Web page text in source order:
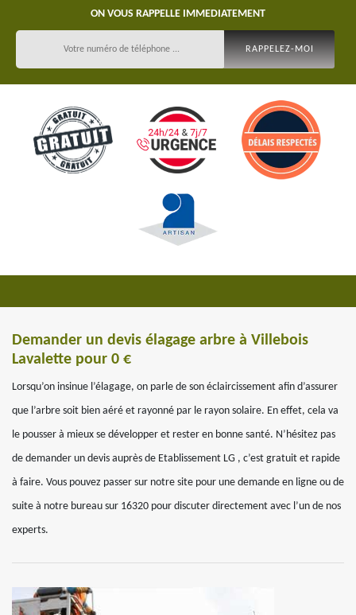
ON VOUS RAPPELLE IMMEDIATEMENT
Demander un devis élagage arbre à Villebois
Lavalette pour 0 €
Lorsqu’on insinue l’élagage, on parle de son éclaircissement afin d’assurer
que l’arbre soit bien aéré et rayonné par le rayon solaire. En effet, cela va
le pousser à mieux se développer et rester en bonne santé. N’hésitez pas
de demander un devis auprès de Etablissement LG , c’est gratuit et rapide
à faire. Vous pouvez passer sur notre site pour une demande en ligne ou de
suite à notre bureau sur 16320 pour discuter directement avec l’un de nos
experts.